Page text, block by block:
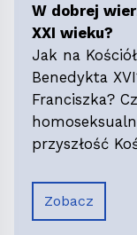
W dobrej
XXI wieku?
Jak na
Benedykta
Franciszka?
przyszłość
Zobacz